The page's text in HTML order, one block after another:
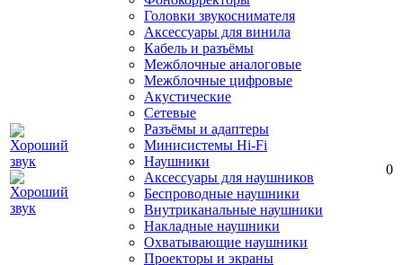
Головки звукоснимателя
Аксессуары для винила
Кабель и разъёмы
Межблочные аналоговые
Межблочные цифровые
Акустические
Сетевые
Разъёмы и адаптеры
Минисистемы Hi-Fi
Наушники
Аксессуары для наушников
Беспроводные наушники
Внутриканальные наушники
Накладные наушники
Охватывающие наушники
Проекторы и экраны
0